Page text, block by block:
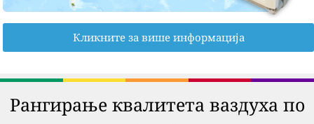
Кликните за више информација
Рангирање квалитета ваздуха по